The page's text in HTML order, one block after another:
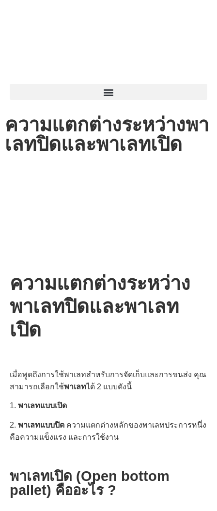
ความแตกต่างระหว่างพา
เลทปิดและพาเลทเปิด
ความแตกต่างระหว่าง
พาเลทปิดและพาเลท
เปิด
เมื่อพูดถึงการใช้พาเลทสำหรับการจัดเก็บและการขนส่ง คุณ
สามารถเลือกใช้พาเลทได้ 2 แบบดังนี้
1. พาเลทแบบเปิด
2. พาเลทแบบปิด ความแตกต่างหลักของพาเลทประการหนึ่ง
คือความแข็งแรง และการใช้งาน
พาเลทเปิด (Open bottom
pallet) คืออะไร ?